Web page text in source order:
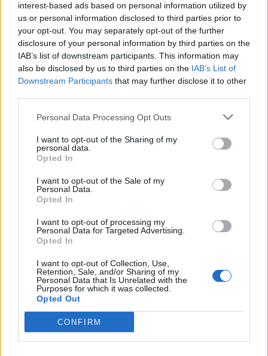
interest-based ads based on personal information utilized by
us or personal information disclosed to third parties prior to
your opt-out. You may separately opt-out of the further
disclosure of your personal information by third parties on the
IAB’s list of downstream participants. This information may
also be disclosed by us to third parties on the IAB’s List of
Downstream Participants that may further disclose it to other
Personal Data Processing Opt Outs
I want to opt-out of the Sharing of my
personal data.
Opted In
I want to opt-out of the Sale of my
Personal Data.
Opted In
I want to opt-out of processing my
Personal Data for Targeted Advertising.
Opted In
I want to opt-out of Collection, Use,
Retention, Sale, and/or Sharing of my
Personal Data that Is Unrelated with the
Purposes for which it was collected.
Opted Out
CONFIRM
Με επιμονή και συνέπεια αξιοποιούμε τα
διαθέσιμα χρηματοδοτικά εργαλεία για να
πετύχουμε απτούς και ουσιαστικούς στόχους προς
όφελος της τοπικής κοινωνίας.
Το συγκεκριμένο έργο, πέρα από την αναμενόμενη
εξοικονόμηση ενέργειας και τη μείωση των
εκπομπών ρύπων, έχει ισχυρό κοινωνικό και
παιδαγωγικό αντίκτυπο, καθώς διαμορφώνει ένα
πιο ασφαλές, άνετο και σύγχρονο σχολικό
περιβάλλον για τα παιδιά μας, ενισχύοντας
έμπρακτα την εκπαιδευτική διαδικασία και την
περιβαλλοντική ευαισθητοποίηση των μαθητών
μας".